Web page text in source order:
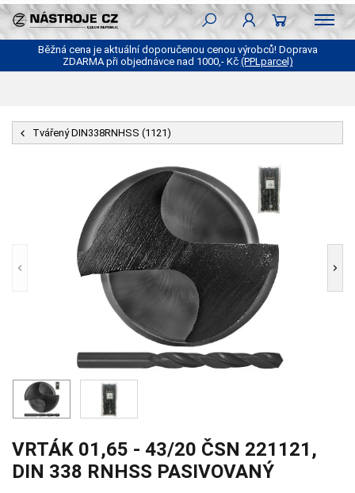
Běžná cena je aktuální doporučenou cenou výrobců! Doprava
ZDARMA při objednávce nad 1000,- Kč (PPLparcel)
Tvářený DIN338RNHSS (1121)
VRTÁK 01,65 - 43/20 ČSN 221121,
DIN 338 RNHSS PASIVOVANÝ